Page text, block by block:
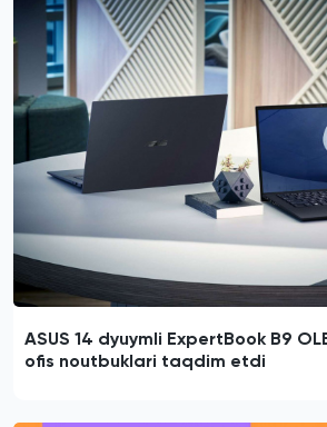
ASUS 14 dyuymli ExpertBook B9
ofis noutbuklari taqdim etdi